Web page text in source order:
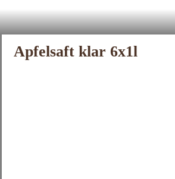
Apfelsaft klar 6x1l